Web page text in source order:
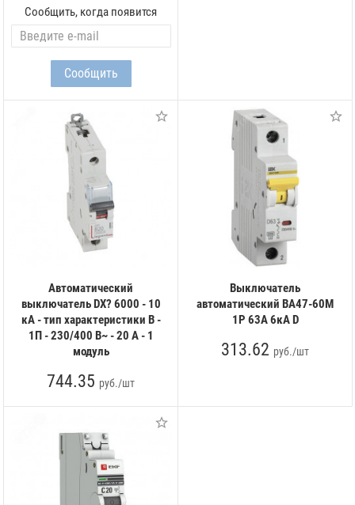
Сообщить, когда появится
Автоматический
выключатель DX? 6000 - 10
кА - тип характеристики B -
1П - 230/400 В~ - 20 А - 1
модуль
744.35 руб./шт
Выключатель
автоматический ВА47-60M
1Р 63А 6кА D
313.62 руб./шт